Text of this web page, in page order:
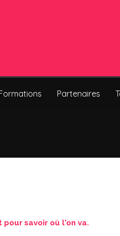
Partenaires
pour savoir où l'on va.